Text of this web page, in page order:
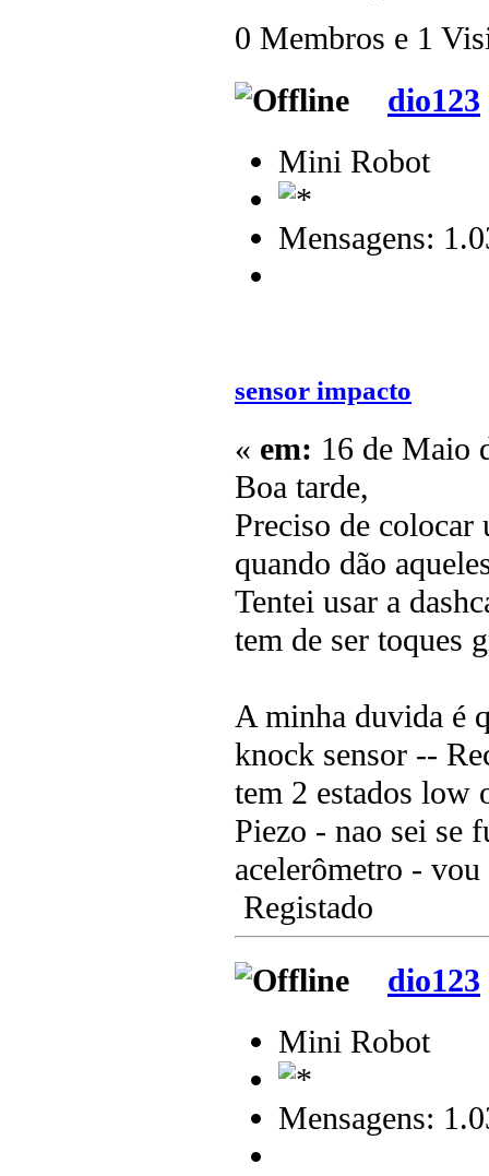
0 Membros e 1
dio123
Mini Robot
Mensagens:
sensor impacto
« em: 16 de Maio
Boa tarde,
Preciso de colocar
quando dão
Tentei usar a
tem de ser toques
A minha duvida é
knock sensor --
tem 2 estados low
Piezo - nao sei se
acelerômetro - vou
Registado
dio123
Mini Robot
Mensagens: